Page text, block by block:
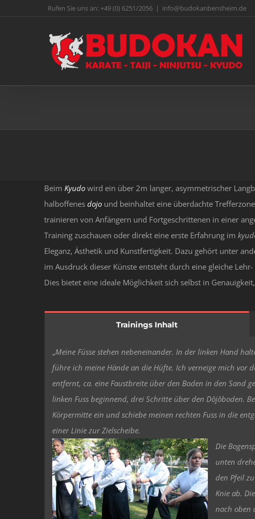
Rufen Sie uns an: +49 (0) 6251/2056 | info@budokanbensheim.de
Beim Kyudo wird ein über 2m langer, asymmetrischer
halboffenes dojo und beinhaltet eine überdachte
trainieren von Anfängern und Fortgeschrittenen in einer
Training zuschauen oder direkt eine erste Erfahrung im
Eleganz, Ästhetik und Kunstfertigkeit. Dazu gehört unter
im Ausdruck dieser Künste entsteht durch eine gleiche
Dies bietet eine ideale Möglichkeit sich selbst in
Trainings Inhalt
„Meine Füsse stehen nebeneinander. In der linken Hand
führe ich meine Hände an die Hüfte. Ich verneige mich vor
entfernt, ca. eine Faustbreite über den Boden in den Sand
linken Fuss beginnend, drei Schritte über den Dôjôboden.
Körpermitte ein und schiebe meinen rechten Fuss in die
einer Linie zur Zielscheibe.
Die
unten
den Pfeil
Knie ab.
nach oben